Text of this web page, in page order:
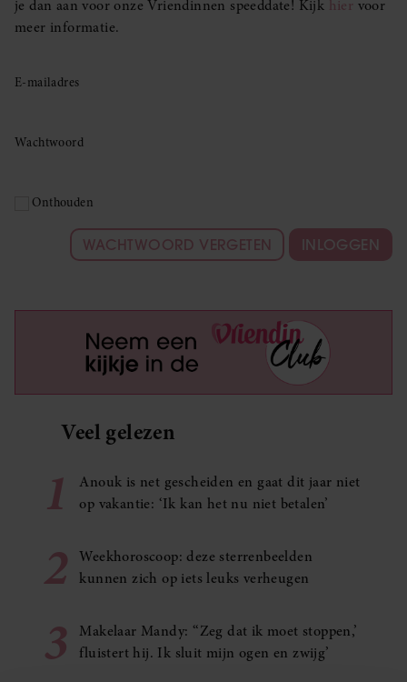
je dan aan voor onze Vriendinnen speeddate! Kijk hier voor
meer informatie.
E-mailadres
Wachtwoord
Onthouden
WACHTWOORD VERGETEN INLOGGEN
Veel gelezen
1
Anouk is net gescheiden en gaat dit jaar niet
op vakantie: ‘Ik kan het nu niet betalen’
2
Weekhoroscoop: deze sterrenbeelden
kunnen zich op iets leuks verheugen
3
Makelaar Mandy: ‘‘Zeg dat ik moet stoppen,’
fluistert hij. Ik sluit mijn ogen en zwijg’